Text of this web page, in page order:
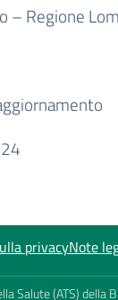
– Regione
privacyNote
Salute (ATS)